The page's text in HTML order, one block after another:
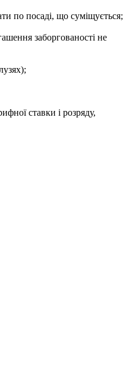
по посаді, що суміщується;
заборгованості не
ставки і розряду,